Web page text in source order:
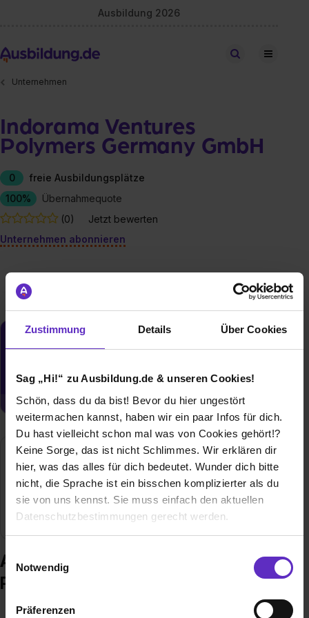
Zustimmung Details Über Cookies
Sag „Hi!“ zu Ausbildung.de & unseren Cookies!
Schön, dass du da bist! Bevor du hier ungestört
weitermachen kannst, haben wir ein paar Infos für dich.
Du hast vielleicht schon mal was von Cookies gehört!?
Keine Sorge, das ist nicht Schlimmes. Wir erklären dir
hier, was das alles für dich bedeutet. Wunder dich bitte
nicht, die Sprache ist ein bisschen komplizierter als du
sie von uns kennst. Sie muss einfach den aktuellen
Datenschutzbestimmungen gerecht werden.
Benutzung der Webseite getroffenen Einstellungen zu
Einwilligungsauswahl
Notwendig
Präferenzen
Ausbildung 2026
Stellen finden
Unternehmen
Indorama Ventures
Polymers Germany GmbH
0
freie Ausbildungsplätze
100%
Übernahmequote
(0)
Jetzt bewerten
Unternehmen abonnieren
Firmen-Lebenslauf
Jetzt aktivieren
Indorama Ventures Polymers Germany
GmbH
Ausbildung bei Indorama Ventures
Polymers Germany GmbH